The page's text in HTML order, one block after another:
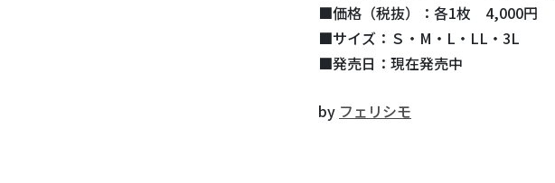
■価格（税抜）：各1枚 4,000円
■サイズ：Ｓ・M・L・LL・3L
■発売日：現在発売中
by フェリシモ